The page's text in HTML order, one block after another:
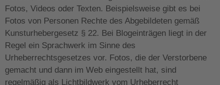
Fotos, Videos oder Texten. Beispielsweise gibt es bei
Fotos von Personen Rechte des Abgebildeten gemäß
Kunsturhebergesetz § 22. Bei Blogeinträgen liegt in der
Regel ein Sprachwerk im Sinne des
Urheberrechtsgesetzes vor. Fotos, die der Verstorbene
gemacht und dann im Web eingestellt hat, sind
regelmäßig als Lichtbildwerk vom Urheberrecht